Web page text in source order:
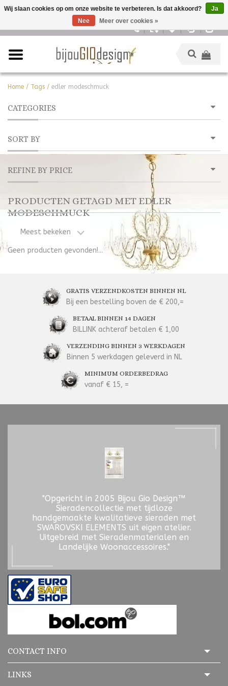
Home / Tags / edler modeschmuck
CATEGORIES
SORT BY
REFINE BY PRICE
PRODUCTEN GETAGD MET EDLER
MODESCHMUCK
Meest bekeken
Geen producten gevonden!...
GRATIS VERZENDKOSTEN BINNEN NL
Bij een bestelling boven de € 200,=
BETAAL BINNEN 14 DAGEN
BILLINK achteraf betalen € 1,00
VERZENDING BINNEN 3 WERKDAGEN
Binnen 5 werkdagen geleverd in NL
MINIMUM ORDERBEDRAG
vanaf € 15, =
"Opgericht in 2005 Bijou Gio Design™
Sieradencollectie met tijdloze
handgemaakte kwalitatieve sieraden met
SWAROVSKI ELEMENTS uit eigen atelier.
Uitgebreid met Sieradenmaterialen en
Landelijke Woonaccessoires."
CONTACT INFO
LINKS
Wij slaan cookies op om onze website te verbeteren. Is dat akkoord?
Ja
Nee
Meer over cookies »